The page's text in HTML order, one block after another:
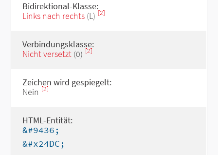
Bidirektional-Klasse:
Links nach rechts(L) [2]
Verbindungsklasse:
Nicht versetzt(0) [2]
Zeichen wird gespiegelt:
Nein [2]
HTML-Entität:
&#9436;
&#x24DC;